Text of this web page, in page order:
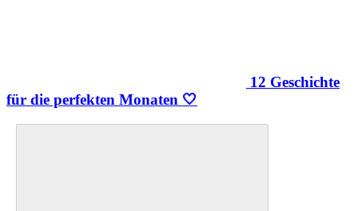
12 Geschichte
für die perfekten Monaten 🤍